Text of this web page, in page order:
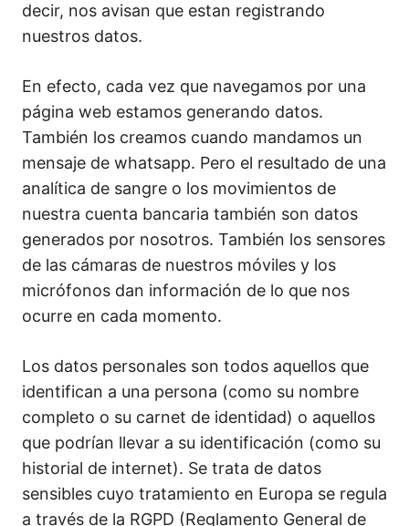
decir, nos avisan que estan registrando
nuestros datos.
En efecto, cada vez que navegamos por una
página web estamos generando datos.
También los creamos cuando mandamos un
mensaje de whatsapp. Pero el resultado de una
analítica de sangre o los movimientos de
nuestra cuenta bancaria también son datos
generados por nosotros. También los sensores
de las cámaras de nuestros móviles y los
micrófonos dan información de lo que nos
ocurre en cada momento.
Los datos personales son todos aquellos que
identifican a una persona (como su nombre
completo o su carnet de identidad) o aquellos
que podrían llevar a su identificación (como su
historial de internet). Se trata de datos
sensibles cuyo tratamiento en Europa se regula
a través de la RGPD (Reglamento General de